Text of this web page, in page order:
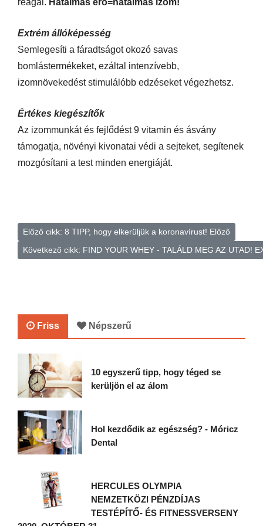
Extrém állóképesség
Semlegesíti a fáradtságot okozó savas
bomlástermékeket, ezáltal intenzívebb,
izomnövekedést stimulálóbb edzéseket végezhetsz.
Értékes kiegészítők
Az izommunkát és fejlődést 9 vitamin és ásvány
támogatja, növényi kivonatai védi a sejteket, segítenek
mozgósítani a test minden energiáját.
Előző cikk: 8 TIPP, hogy elkerüljük a koronavírust! Előző
Következő cikk: FIND YOUR WHEY - TALÁLD MEG AZ UTAD!
Friss Népszerű
10 egyszerű tipp, hogy téged se
kerüljön el az álom
Hol kezdődik az egészség? - Móricz
Dental
HERCULES OLYMPIA
NEMZETKÖZI PÉNZDÍJAS
TESTÉPÍTŐ- ÉS FITNESSVERSENY